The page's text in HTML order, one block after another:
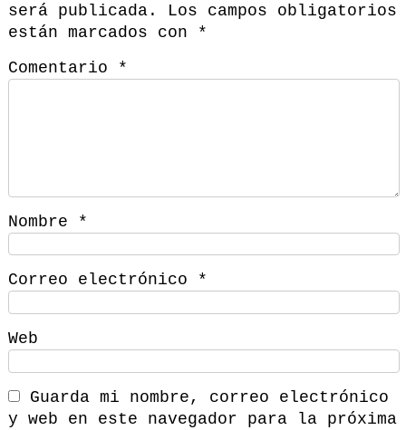
será publicada.
Los campos obligatorios
están marcados con
*
Comentario
*
Nombre *
Correo electrónico *
Web
Guarda mi nombre, correo electrónico
y web en este navegador para la próxima